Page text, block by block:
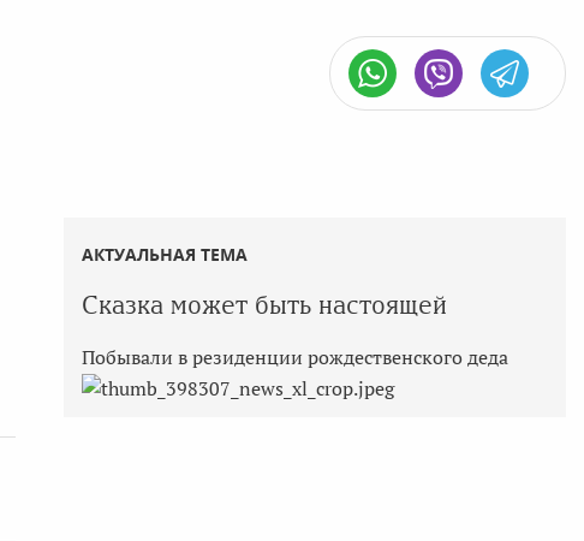
АКТУАЛЬНАЯ ТЕМА
Сказка может быть настоящей
Побывали в резиденции рождественского деда